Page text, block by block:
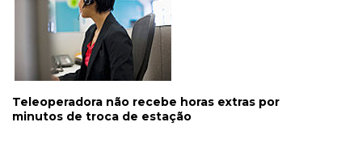
Teleoperadora não recebe horas extras por
minutos de troca de estação